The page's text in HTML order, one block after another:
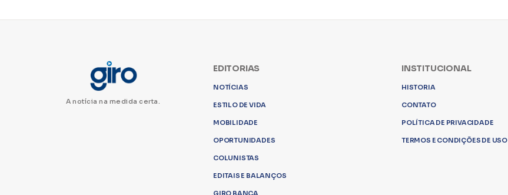
A notícia na medida certa.
EDITORIAS
NOTÍCIAS
ESTILO DE VIDA
MOBILIDADE
OPORTUNIDADES
COLUNISTAS
EDITAIS E BALANÇOS
INSTITUCIONAL
HISTORIA
CONTATO
POLÍTICA DE PRIVACIDADE
TERMOS E CONDIÇÕES DE USO